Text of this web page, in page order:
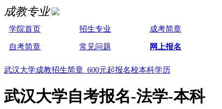
成教专业
学院首页 招生专业 成考简章
自考简章 常见问题 网上报名
武汉大学成教招生简章 600元起报名校本科学历
武汉大学自考报名-法学-本科